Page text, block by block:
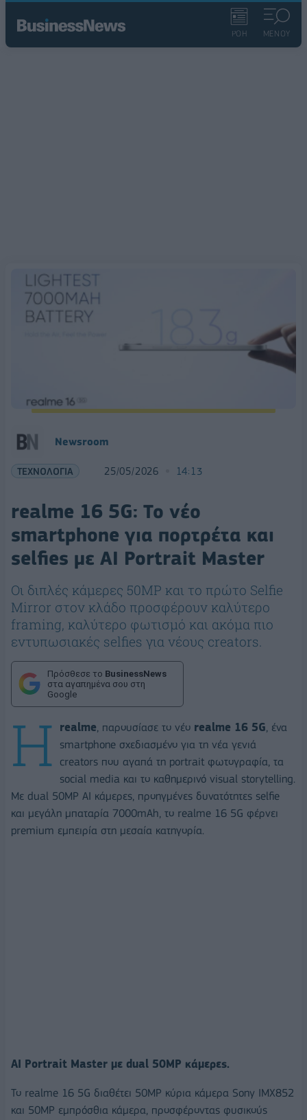
ΡΟΗ ΜΕΝΟΥ
Νewsroom
ΤΕΧΝΟΛΟΓΙΑ 25/05/2026 14:13
realme 16 5G: Το νέο
smartphone για πορτρέτα και
selfies με AI Portrait Master
Οι διπλές κάμερες 50MP και το πρώτο Selfie
Mirror στον κλάδο προσφέρουν καλύτερο
framing, καλύτερο φωτισμό και ακόμα πιο
εντυπωσιακές selfies για νέους creators.
Πρόσθεσε το BusinessNews
στα αγαπημένα σου στη
Google
Η realme , παρουσίασε το νέο realme 16 5G , ένα
smartphone σχεδιασμένο για τη νέα γενιά
creators που αγαπά τη portrait φωτογραφία, τα
social media και το καθημερινό visual storytelling.
Με dual 50MP AI κάμερες, προηγμένες δυνατότητες selfie
και μεγάλη μπαταρία 7000mAh, το realme 16 5G φέρνει
premium εμπειρία στη μεσαία κατηγορία.
AI Portrait Master με dual 50MP κάμερες.
Το realme 16 5G διαθέτει 50MP κύρια κάμερα Sony IMX852
και 50MP εμπρόσθια κάμερα, προσφέροντας φυσικούς